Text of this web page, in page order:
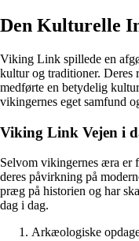
Den Kulturelle
Viking Link spillede en
kultur og traditioner. Deres
medførte en betydelig
vikingernes eget samfund
Viking Link Vejen i
Selvom vikingernes æra er
deres påvirkning på
præg på historien og har
dag i dag.
Arkæologiske